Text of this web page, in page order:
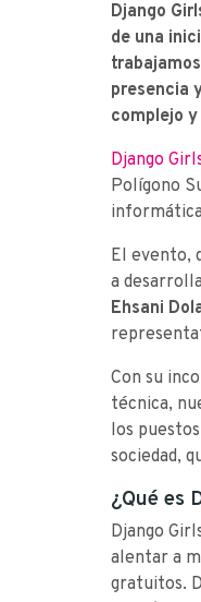
Django
de una
presencia
complejo
Django
Polígono
El evento,
a
Ehsani
Con su
técnica,
los
sociedad,
¿Qué es
Django
alentar a
gratuitos.